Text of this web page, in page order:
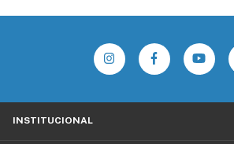
INSTITUCIONAL